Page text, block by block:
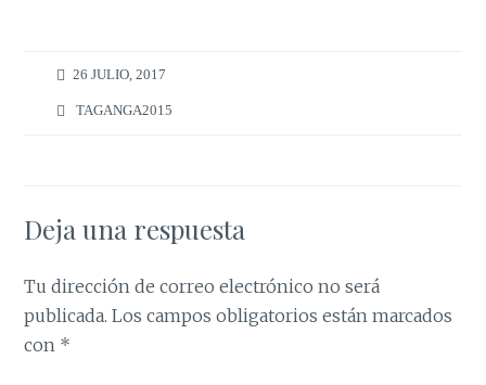
26 JULIO, 2017
TAGANGA2015
Deja una respuesta
Tu dirección de correo electrónico no será
publicada. Los campos obligatorios están marcados
con *